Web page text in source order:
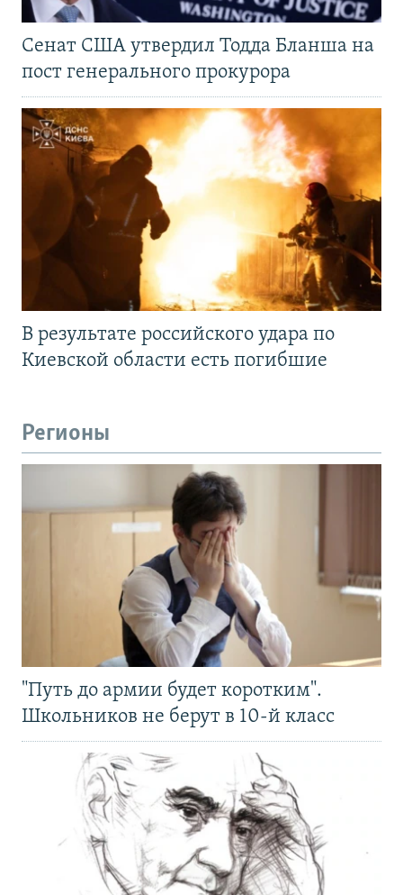
Сенат США утвердил Тодда Бланша на
пост генерального прокурора
В результате российского удара по
Киевской области есть погибшие
Регионы
"Путь до армии будет коротким".
Школьников не берут в 10-й класс